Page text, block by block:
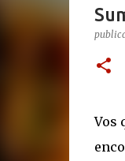
Vos